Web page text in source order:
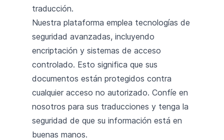
traducción.
Nuestra plataforma emplea tecnologías de
seguridad avanzadas, incluyendo
encriptación y sistemas de acceso
controlado. Esto significa que sus
documentos están protegidos contra
cualquier acceso no autorizado. Confíe en
nosotros para sus traducciones y tenga la
seguridad de que su información está en
buenas manos.